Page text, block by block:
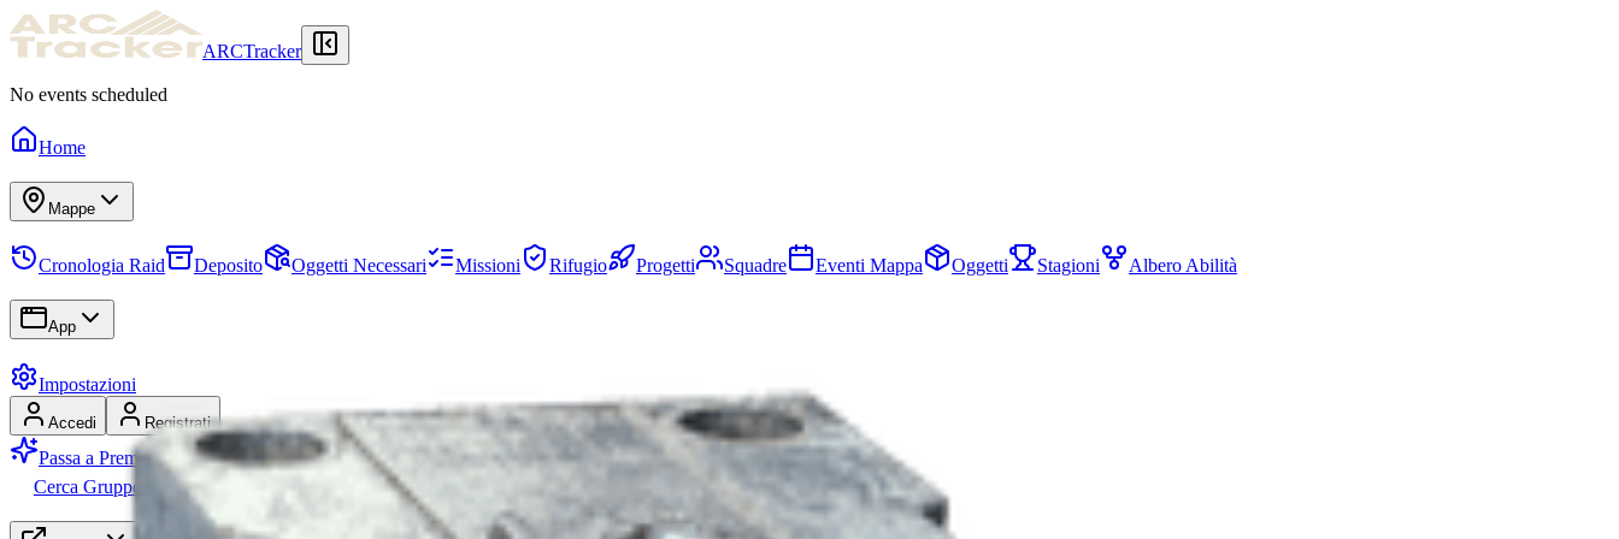
ARCTracker
No events scheduled
Home
Mappe
Cronologia Raid Deposito Oggetti Necessari Missioni Rifugio Progetti Squadre Eventi Mappa Oggetti Stagioni Albero Abilità
App
Impostazioni
Accedi Registrati
Passa a Premium
Cerca Gruppo (LFG)